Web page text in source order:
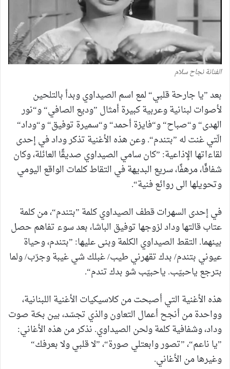
الفنانة نجاح سلام
بعد ”يا جارحة قلبي“ لمع اسم الصيداوي وبدأ بالتلحين
لأصوات لبنانية وعربية كبيرة أمثال ”وديع الصافي“ و“نور
الهدى“ و“صباح“ و“فايزة أحمد“ و“سميرة توفيق“ و“وداد“
الّتي غنت له ”بتندم“. وعن هذه الأغنية تذكر وداد في إحدى
لقاءاتها الإذاعية: ”كان سامي الصيداوي صديقًا العائلة، وكان
شفافًا، مرهفًا، سريع البديهة في التقاط كلمات الواقع اليومي
وتحويلها الى روائع فنية“.
في إحدى السهرات قطف الصيداوي كلمة ”بتندم“، من كلمة
عتاب قالتها وداد لزوجها توفيق الباشا، بعد سوء تفاهم حصل
بينهما. التقط الصيداوي الكلمة وبنى عليها: ”بتندم، وحياة
عيوني بتندم/ بدك تقهرني طيب/ غبلك شي غيبة وجرّب/ ولما
بترجع ياحبيّب. ياحبيّب شو بدك تندم“.
هذه الأغنية التي أصبحت من كلاسيكيات الأغنية اللبنانية،
وواحدة من أنجح أعمال التعاون والذي تجسّد، بين بحّة صوت
وداد، وشفافية كلمة ولحن الصيداوي. نذكر من هذه الأغاني:
”يا ناعم“، ”تصور وابعتلي صورة“، ”لا قلبي ولا بعرفك“
وغيرها من الأغاني.